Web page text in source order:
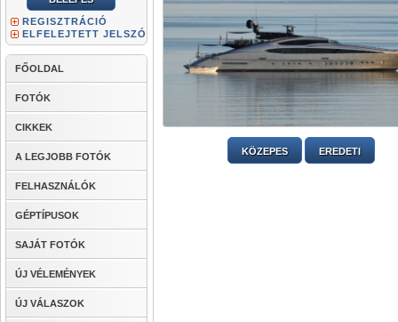
REGISZTRÁCIÓ
ELFELEJTETT JELSZÓ
FŐOLDAL
FOTÓK
CIKKEK
A LEGJOBB FOTÓK
FELHASZNÁLÓK
GÉPTÍPUSOK
SAJÁT FOTÓK
ÚJ VÉLEMÉNYEK
ÚJ VÁLASZOK
KÖZEPES EREDETI